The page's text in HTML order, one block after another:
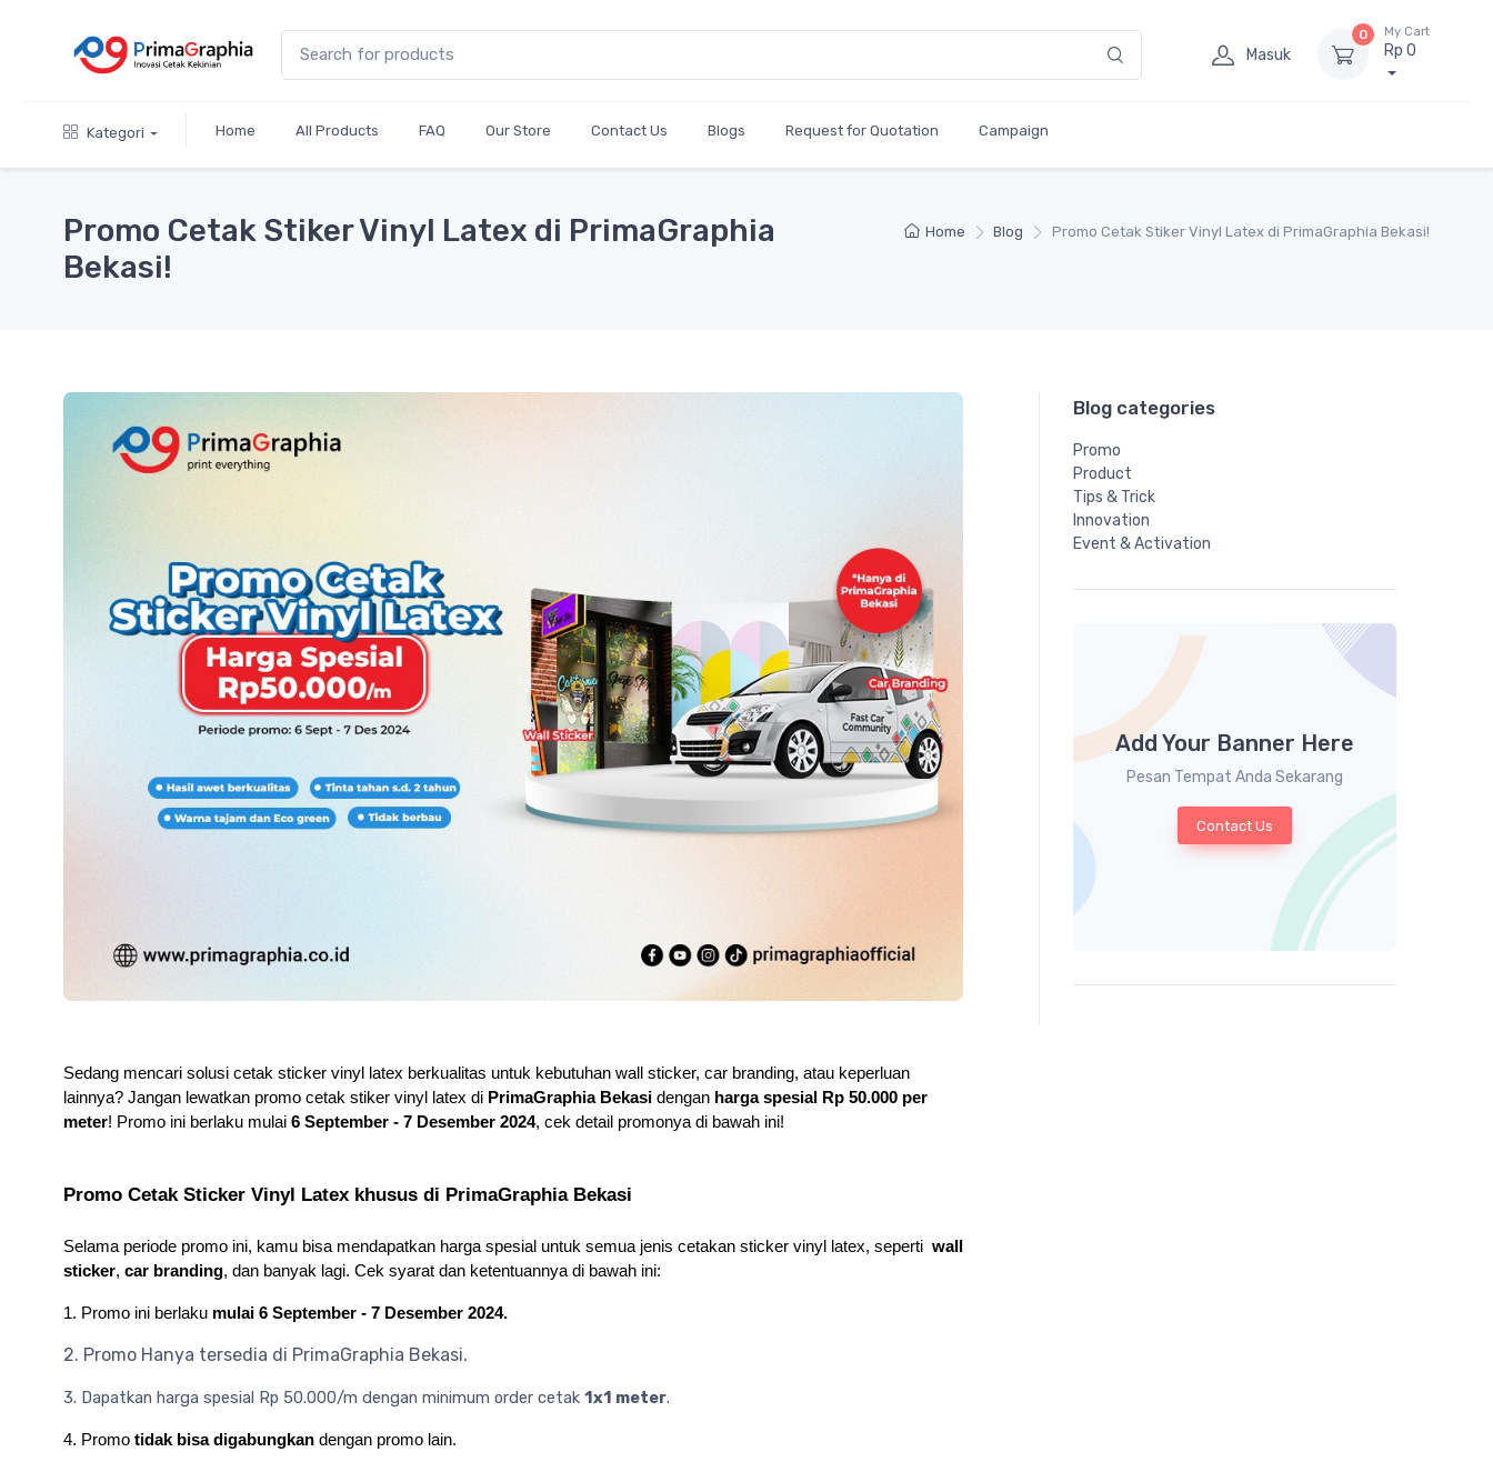
Masuk
0 My Cart
Rp 0
Kategori Home All Products FAQ Our Store Contact Us Blogs Request for Quotation Campaign
Home Blog Promo Cetak Stiker Vinyl Latex di PrimaGraphia Bekasi!
Promo Cetak Stiker Vinyl Latex di PrimaGraphia
Bekasi!
Sedang mencari solusi cetak sticker vinyl latex berkualitas untuk kebutuhan wall sticker, car branding, atau keperluan
lainnya? Jangan lewatkan promo cetak stiker vinyl latex di PrimaGraphia Bekasi dengan harga spesial Rp 50.000 per
meter! Promo ini berlaku mulai 6 September - 7 Desember 2024, cek detail promonya di bawah ini!
Promo Cetak Sticker Vinyl Latex khusus di PrimaGraphia Bekasi
Selama periode promo ini, kamu bisa mendapatkan harga spesial untuk semua jenis cetakan sticker vinyl latex, seperti wall
sticker, car branding, dan banyak lagi. Cek syarat dan ketentuannya di bawah ini:
1. Promo ini berlaku mulai 6 September - 7 Desember 2024.
2. Promo Hanya tersedia di PrimaGraphia Bekasi.
3. Dapatkan harga spesial Rp 50.000/m dengan minimum order cetak 1x1 meter.
4. Promo tidak bisa digabungkan dengan promo lain.
Blog categories
Promo
Product
Tips & Trick
Innovation
Event & Activation
Add Your Banner Here
Pesan Tempat Anda Sekarang
Contact Us